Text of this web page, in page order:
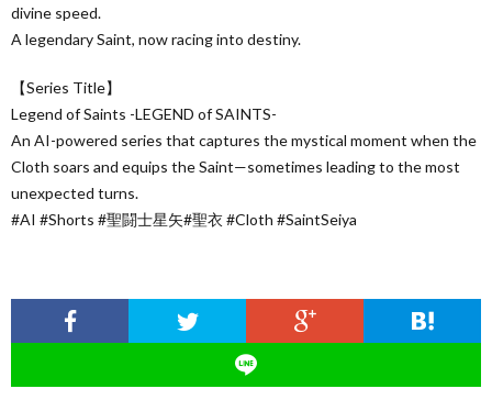
divine speed.
A legendary Saint, now racing into destiny.
【Series Title】
Legend of Saints -LEGEND of SAINTS-
An AI-powered series that captures the mystical moment when the
Cloth soars and equips the Saint—sometimes leading to the most
unexpected turns.
#AI #Shorts #聖闘士星矢#聖衣 #Cloth #SaintSeiya